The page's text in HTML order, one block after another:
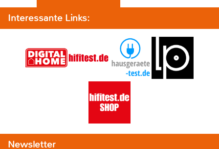
Interessante Links:
Newsletter